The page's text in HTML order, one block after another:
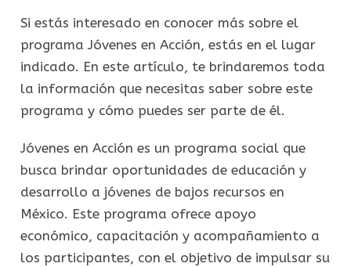
Si estás interesado en conocer más sobre el
programa Jóvenes en Acción, estás en el lugar
indicado. En este artículo, te brindaremos toda
la información que necesitas saber sobre este
programa y cómo puedes ser parte de él.
Jóvenes en Acción es un programa social que
busca brindar oportunidades de educación y
desarrollo a jóvenes de bajos recursos en
México. Este programa ofrece apoyo
económico, capacitación y acompañamiento a
los participantes, con el objetivo de impulsar su